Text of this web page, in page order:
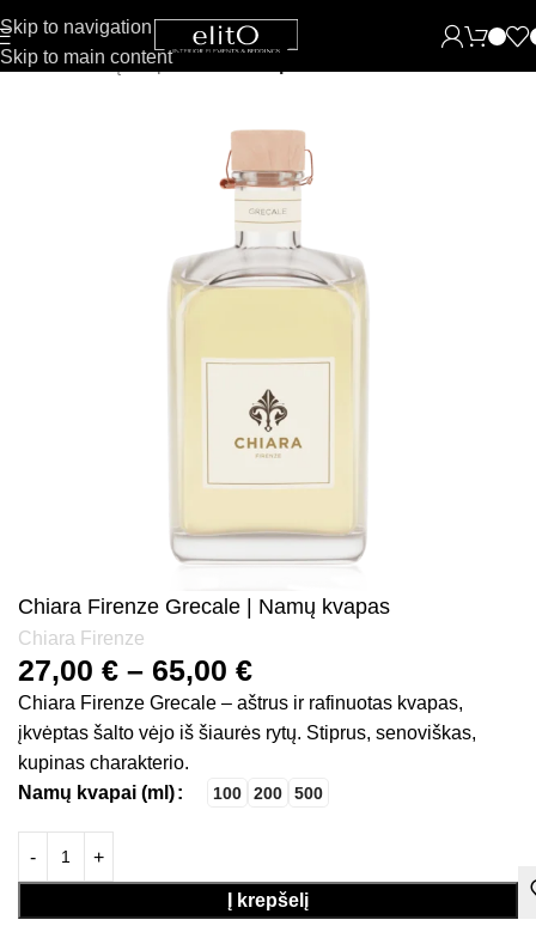
Skip to navigation
Skip to main content
Pradžia Namų kvapai
Chiara Firenze Grecale | Namų kvapas
Chiara Firenze
27,00 € – 65,00 €
Chiara Firenze Grecale – aštrus ir rafinuotas kvapas,
įkvėptas šalto vėjo iš šiaurės rytų. Stiprus, senoviškas,
kupinas charakterio.
Namų kvapai (ml)
100 200 500
Į krepšelį